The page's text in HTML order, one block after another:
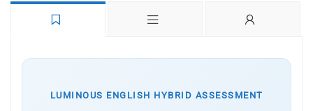
LUMINOUS ENGLISH HYBRID ASSESSMENT